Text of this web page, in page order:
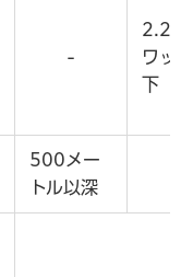
-
2.2
ワッ
下
500メー
トル以深